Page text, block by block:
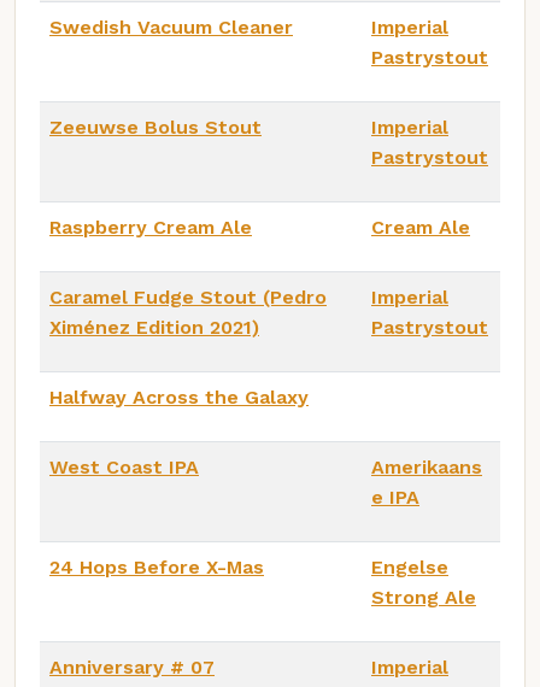
Swedish Vacuum Cleaner
Imperial
Pastrystout
Zeeuwse Bolus Stout
Imperial
Pastrystout
Raspberry Cream Ale Cream Ale
Caramel Fudge Stout (Pedro
Ximénez Edition 2021)
Imperial
Pastrystout
Halfway Across the Galaxy
West Coast IPA
Amerikaans
e IPA
24 Hops Before X-Mas
Engelse
Strong Ale
Anniversary # 07
Imperial